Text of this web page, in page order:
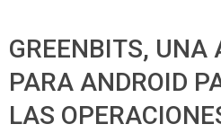
GREENBITS, UNA
PARA ANDROID
LAS